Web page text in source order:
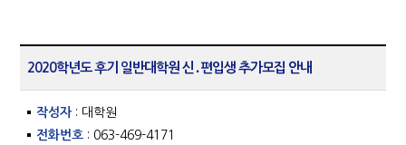
2020학년도 후기 일반대학원 신․편입생 추가모집 안내
작성자 : 대학원
전화번호 : 063-469-4171